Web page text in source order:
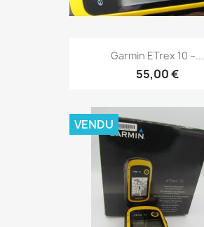
Aperçu rapide
Garmin ETrex 10 –...
55,00 €
VENDU